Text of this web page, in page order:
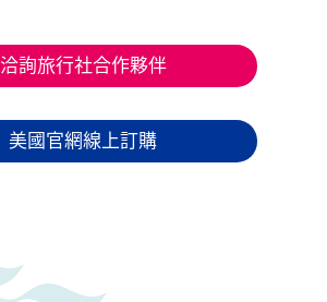
洽詢旅行社合作夥伴
美國官網線上訂購